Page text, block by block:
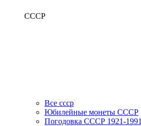
СССР
Все ссср
Юбилейные монеты СССР
Погодовка СССР 1921-1991